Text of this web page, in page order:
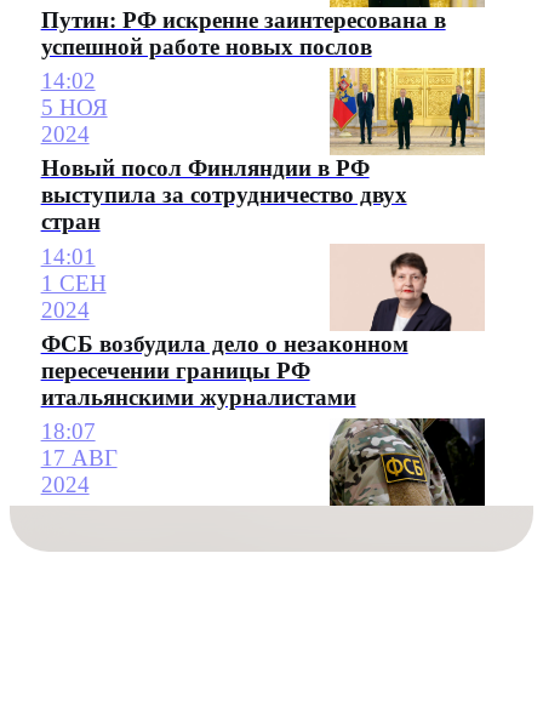
Путин: РФ искренне заинтересована в
успешной работе новых послов
14:02
5 НОЯ
2024
Новый посол Финляндии в РФ
выступила за сотрудничество двух
стран
14:01
1 СЕН
2024
ФСБ возбудила дело о незаконном
пересечении границы РФ
итальянскими журналистами
18:07
17 АВГ
2024